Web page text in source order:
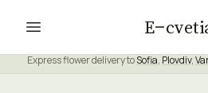
E
Express flower delivery toSofia, Plovdiv,